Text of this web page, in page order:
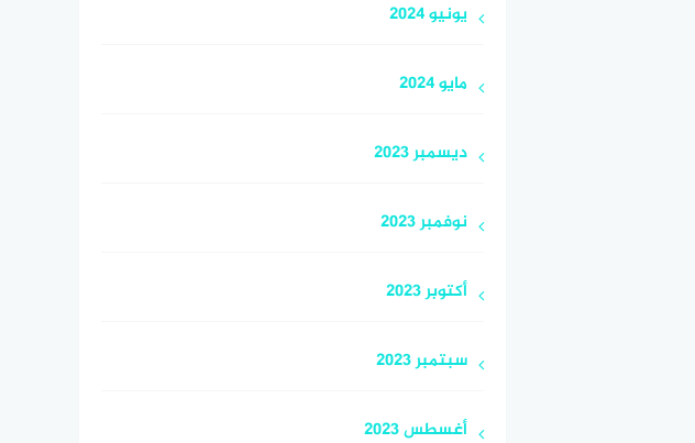
يونيو 2024
مايو 2024
ديسمبر 2023
نوفمبر 2023
أكتوبر 2023
سبتمبر 2023
أغسطس 2023